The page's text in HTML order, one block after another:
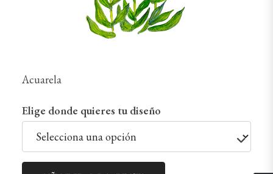
Acuarela
Elige donde quieres tu diseño